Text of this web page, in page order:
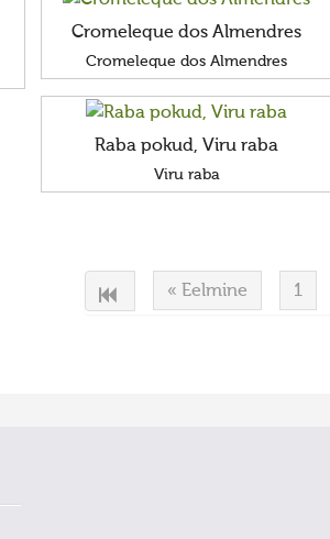
Cromeleque dos Almendres
Cromeleque dos Almendres
Raba pokud, Viru raba
Viru raba
« Eelmine 1